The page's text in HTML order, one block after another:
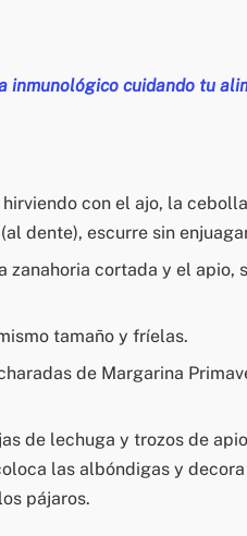
inmunológico cuidando tu
con el ajo, la
dente), escurre sin
zanahoria cortada y el apio,
tamaño y fríelas.
de Margarina
de lechuga y trozos de
las albóndigas y
pájaros.